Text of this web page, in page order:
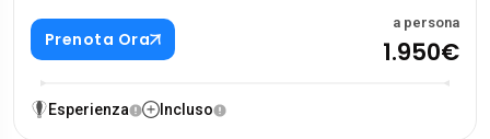
Prenota Ora
a persona
1.950€
Esperienza Incluso